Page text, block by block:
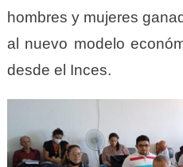
hombres y mujeres
al nuevo modelo
desde el Inces.